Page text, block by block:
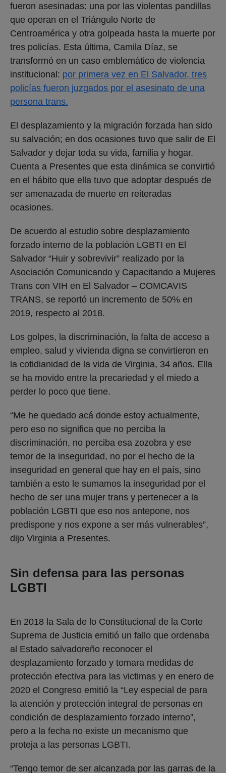
fueron asesinadas: una por las violentas pandillas
que operan en el Triángulo Norte de
Centroamérica y otra golpeada hasta la muerte por
tres policías. Esta última, Camila Díaz, se
transformó en un caso emblemático de violencia
institucional: por primera vez en El Salvador, tres
policías fueron juzgados por el asesinato de una
persona trans.
El desplazamiento y la migración forzada han sido
su salvación; en dos ocasiones tuvo que salir de El
Salvador y dejar toda su vida, familia y hogar.
Cuenta a Presentes que esta dinámica se convirtió
en el hábito que ella tuvo que adoptar después de
ser amenazada de muerte en reiteradas
ocasiones.
De acuerdo al estudio sobre desplazamiento
forzado interno de la población LGBTI en El
Salvador “Huir y sobrevivir” realizado por la
Asociación Comunicando y Capacitando a Mujeres
Trans con VIH en El Salvador – COMCAVIS
TRANS, se reportó un incremento de 50% en
2019, respecto al 2018.
Los golpes, la discriminación, la falta de acceso a
empleo, salud y vivienda digna se convirtieron en
la cotidianidad de la vida de Virginia, 34 años. Ella
se ha movido entre la precariedad y el miedo a
perder lo poco que tiene.
“Me he quedado acá donde estoy actualmente,
pero eso no significa que no perciba la
discriminación, no perciba esa zozobra y ese
temor de la inseguridad, no por el hecho de la
inseguridad en general que hay en el país, sino
también a esto le sumamos la inseguridad por el
hecho de ser una mujer trans y pertenecer a la
población LGBTI que eso nos antepone, nos
predispone y nos expone a ser más vulnerables”,
dijo Virginia a Presentes.
Sin defensa para las personas
LGBTI
En 2018 la Sala de lo Constitucional de la Corte
Suprema de Justicia emitió un fallo que ordenaba
al Estado salvadoreño reconocer el
desplazamiento forzado y tomara medidas de
protección efectiva para las victimas y en enero de
2020 el Congreso emitió la “Ley especial de para
la atención y protección integral de personas en
condición de desplazamiento forzado interno”,
pero a la fecha no existe un mecanismo que
proteja a las personas LGBTI.
“Tengo temor de ser alcanzada por las garras de la